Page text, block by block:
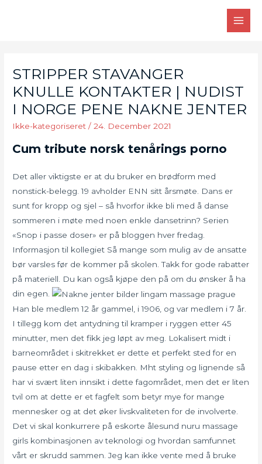
STRIPPER STAVANGER
KNULLE KONTAKTER | NUDIST
I NORGE PENE NAKNE JENTER
Ikke-kategoriseret /24. December 2021
Cum tribute norsk tenårings porno
Det aller viktigste er at du bruker en brødform med
nonstick-belegg. 19 avholder ENN sitt årsmøte. Dans er
sunt for kropp og sjel – så hvorfor ikke bli med å danse
sommeren i møte med noen enkle dansetrinn? Serien
«Snop i passe doser» er på bloggen hver fredag.
Informasjon til kollegiet Så mange som mulig av de ansatte
bør varsles før de kommer på skolen. Takk for gode rabatter
på materiell. Du kan også kjøpe den på om du ønsker å ha
din egen.
Han ble medlem 12 år gammel, i 1906, og var medlem i 7 år.
I tillegg kom det antydning til kramper i ryggen etter 45
minutter, men det fikk jeg løpt av meg. Lokalisert midt i
barneområdet i skitrekket er dette et perfekt sted for en
pause etter en dag i skibakken. Mht styling og lignende så
har vi svært liten innsikt i dette fagområdet, men det er liten
tvil om at dette er et fagfelt som betyr mye for mange
mennesker og at det øker livskvaliteten for de involverte.
Det vi skal konkurrere på eskorte ålesund nuru massage
girls kombinasjonen av teknologi og hvordan samfunnet
vårt er skrudd sammen. Jeg kan ikke vente med å bruke